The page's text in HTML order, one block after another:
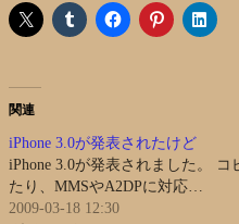
関連
iPhone 3.0が発表されたけど
iPhone 3.0が発表されました。
たり、MMSやA2DPに対応…
2009-03-18 12:30